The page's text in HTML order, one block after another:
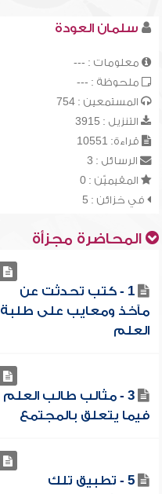
سلمان العودة
معلومات : ---
ملحوظة : ---
المستمعين : 754
التنزيل : 3915
قراءة: 10551
الرسائل : 3
المقيميّن : 0
في خزائن : 5
المحاضرة مجزأة
1 - كتب تحدثت عن
مآخذ ومعايب على طلبة
العلم
3 - مثالب طالب العلم
فيما يتعلق بالمجتمع
5 - تطبيق تلك